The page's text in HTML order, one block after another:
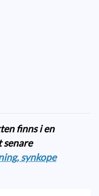
finns i en
senare
synkope